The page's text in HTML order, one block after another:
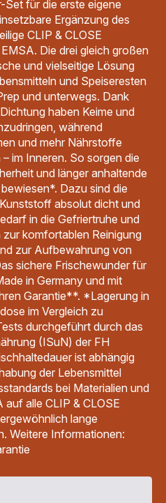
für die erste eigene
Ergänzung des
CLIP & CLOSE
Die drei gleich großen
und vielseitige Lösung
und Speiseresten
und unterwegs. Dank
haben Keime und
während
und mehr Nährstoffe
im Inneren. So sorgen die
und länger anhaltende
Dazu sind die
absolut dicht und
in die Gefriertruhe und
komfortablen Reinigung
zur Aufbewahrung von
sichere Frischewunder für
in Germany und mit
Garantie**. *Lagerung in
im Vergleich zu
durchgeführt durch das
(ISuN) der FH
ist abhängig
der Lebensmittel
bei Materialien und
alle CLIP & CLOSE
lange
Weitere Informationen: